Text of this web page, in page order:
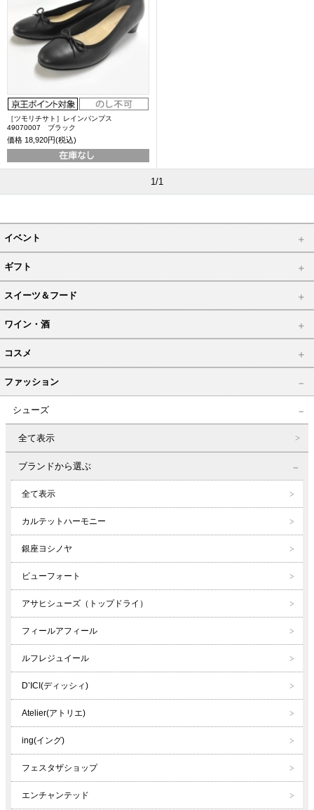
［ツモリチサト］レインパンプス
49070007 ブラック
価格 18,920円(税込)
1/1
イベント
ギフト
スイーツ＆フード
ワイン・酒
コスメ
ファッション
シューズ
全て表示
ブランドから選ぶ
全て表示
カルテットハーモニー
銀座ヨシノヤ
ビューフォート
アサヒシューズ（トップドライ）
フィールアフィール
ルフレジュイール
D’ICI(ディッシィ)
Atelier(アトリエ)
ing(イング)
フェスタザショップ
エンチャンテッド